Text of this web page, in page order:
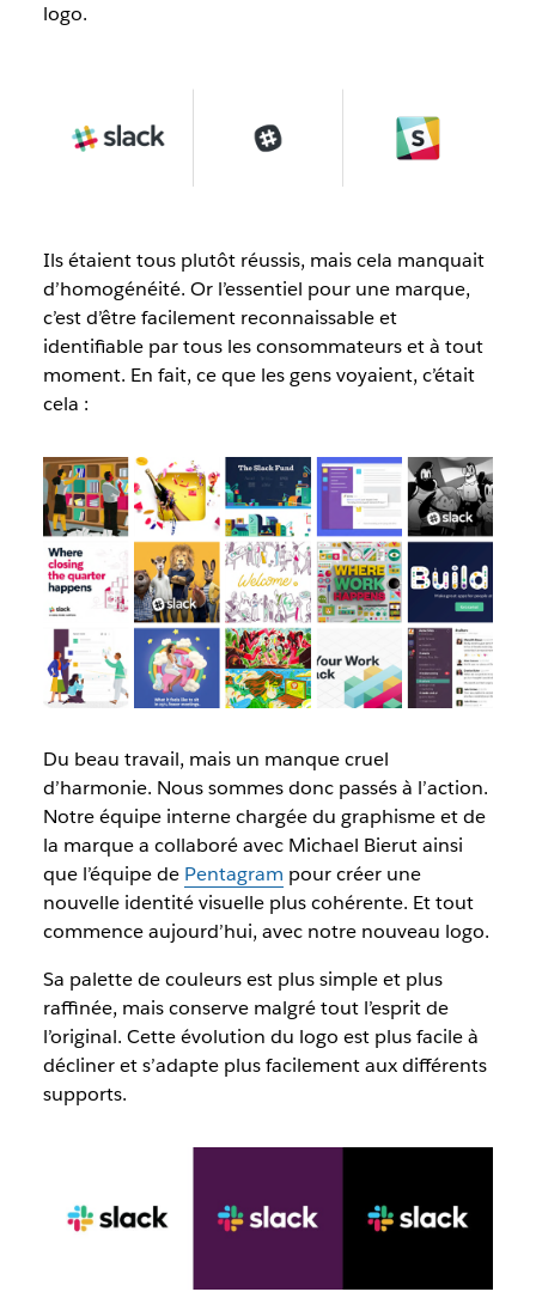
logo.
Ils étaient tous plutôt réussis, mais cela manquait
d’homogénéité. Or l’essentiel pour une marque,
c’est d’être facilement reconnaissable et
identifiable par tous les consommateurs et à tout
moment. En fait, ce que les gens voyaient, c’était
cela :
Du beau travail, mais un manque cruel
d’harmonie. Nous sommes donc passés à l’action.
Notre équipe interne chargée du graphisme et de
la marque a collaboré avec Michael Bierut ainsi
que l’équipe de Pentagram pour créer une
nouvelle identité visuelle plus cohérente. Et tout
commence aujourd’hui, avec notre nouveau logo.
Sa palette de couleurs est plus simple et plus
raffinée, mais conserve malgré tout l’esprit de
l’original. Cette évolution du logo est plus facile à
décliner et s’adapte plus facilement aux différents
supports.